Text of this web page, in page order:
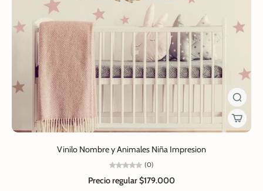
Vinilo Nombre y Animales Niña Impresion
(0)
Precio regular$179.000